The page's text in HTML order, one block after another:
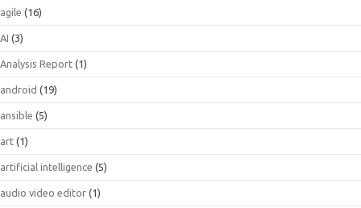
agile (16)
AI (3)
Analysis Report (1)
android (19)
ansible (5)
art (1)
artificial intelligence (5)
audio video editor (1)